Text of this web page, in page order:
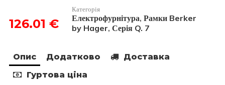
126.01 €
Категорія
Електрофурнітура, Рамки Berker
by Hager, Серія Q. 7
Опис Додатково
Доставка
Гуртова ціна